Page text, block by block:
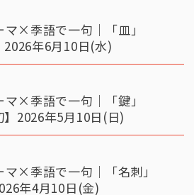
×季語で一句｜「皿」
年6月10日(水)
×季語で一句｜「鍵」
2026年5月10日(日)
×季語で一句｜「名刺」
年4月10日(金)